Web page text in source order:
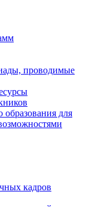
проводимые
для
кадров